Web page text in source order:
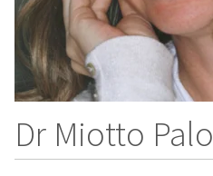
Dr Miotto Palo